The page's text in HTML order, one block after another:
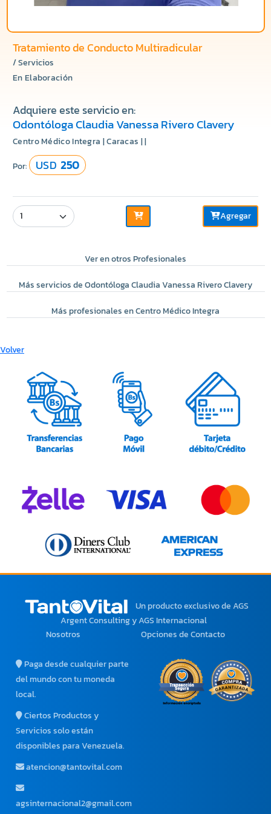
Tratamiento de Conducto Multiradicular
/ Servicios
En Elaboración
Adquiere este servicio en:
Odontóloga Claudia Vanessa Rivero Clavery
Centro Médico Integra | Caracas | |
Por: USD250
Agregar
Ver en otros Profesionales
Más servicios de Odontóloga Claudia Vanessa Rivero Clavery
Más profesionales en Centro Médico Integra
Volver
Un producto exclusivode AGS
Argent Consulting y AGS Internacional
Nosotros
Opciones de Contacto
Paga desde cualquier parte
del mundo con tu moneda
local.
Ciertos Productos y
Servicios solo están
disponibles para Venezuela.
atencion@tantovital.com
agsinternacional2@gmail.com